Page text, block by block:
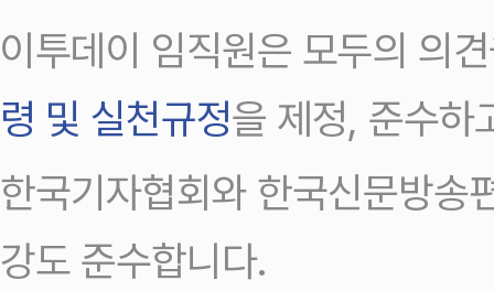
이투데이 임직원은 모두의 의
령 및 실천규정을 제정, 준수하
한국기자협회와 한국신문방송
강도 준수합니다.